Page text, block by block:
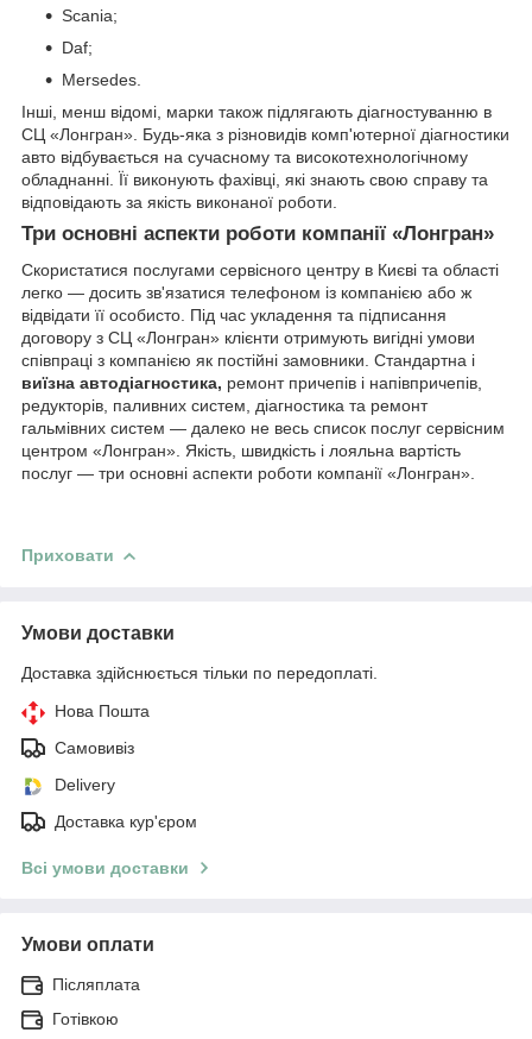
Scania;
Daf;
Mersedes.
Інші, менш відомі, марки також підлягають діагностуванню в
СЦ «Лонгран». Будь-яка з різновидів комп'ютерної діагностики
авто відбувається на сучасному та високотехнологічному
обладнанні. Її виконують фахівці, які знають свою справу та
відповідають за якість виконаної роботи.
Три основні аспекти роботи компанії «Лонгран»
Скористатися послугами сервісного центру в Києві та області
легко — досить зв'язатися телефоном із компанією або ж
відвідати її особисто. Під час укладення та підписання
договору з СЦ «Лонгран» клієнти отримують вигідні умови
співпраці з компанією як постійні замовники. Стандартна і
виїзна автодіагностика, ремонт причепів і напівпричепів,
редукторів, паливних систем, діагностика та ремонт
гальмівних систем — далеко не весь список послуг сервісним
центром «Лонгран». Якість, швидкість і лояльна вартість
послуг — три основні аспекти роботи компанії «Лонгран».
Приховати
Умови доставки
Доставка здійснюється тільки по передоплаті.
Нова Пошта
Самовивіз
Delivery
Доставка кур'єром
Всі умови доставки
Умови оплати
Післяплата
Готівкою